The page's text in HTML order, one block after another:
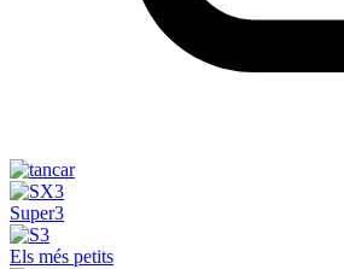
Super3
Els més petits